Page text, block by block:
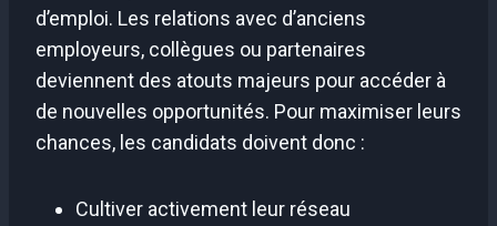
d’emploi. Les relations avec d’anciens
employeurs, collègues ou partenaires
deviennent des atouts majeurs pour accéder à
de nouvelles opportunités. Pour maximiser leurs
chances, les candidats doivent donc :
Cultiver activement leur réseau